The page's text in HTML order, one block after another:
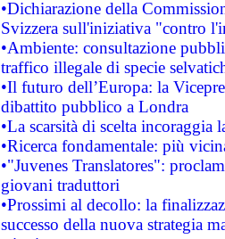
•Dichiarazione della
Svizzera sull'iniziativa "contro
•Ambiente: consultazione
traffico illegale di specie
•Il futuro dell’Europa: la
dibattito pubblico a Londra
•La scarsità di scelta
•Ricerca fondamentale: più
•"Juvenes Translatores":
giovani traduttori
•Prossimi al decollo: la
successo della nuova strategia